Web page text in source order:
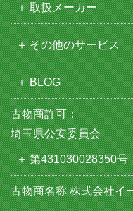
取扱メーカー
その他のサービス
BLOG
古物商許可：
埼玉県公安委員会
第431030028350号
古物商名称 株式会社イ